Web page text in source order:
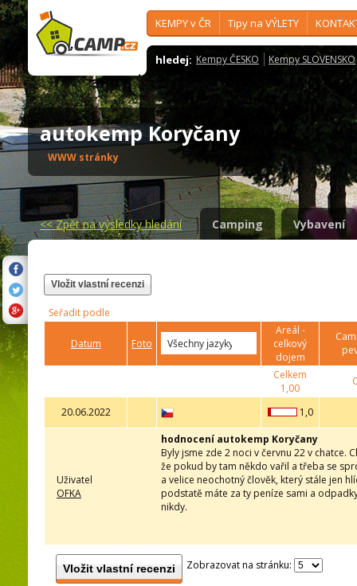
KEMPY v ČR Tipy na VÝLETY
hledej: Kempy ČESKO Kempy SLOVENSKO
autokemp Koryčany
WWW stránky
<<Zpět na výsledky hledání Camping Vybavení
Vložit vlastní recenzi
Seřadit podle
Datum Foto
Areál -
celkový
dojem
Celkem
1,00
20.06.2022 1,0
Uživatel
OFKA
hodnocení autokemp Koryčany
Byly jsme zde 2 noci v červnu 22 v chatce.
že pokud by tam někdo vařil a třeba se
a velice neochotný člověk, který stále jen
podstatě máte za ty peníze sami a
nikdy.
Vložit vlastní recenzi Zobrazovat na stránku: